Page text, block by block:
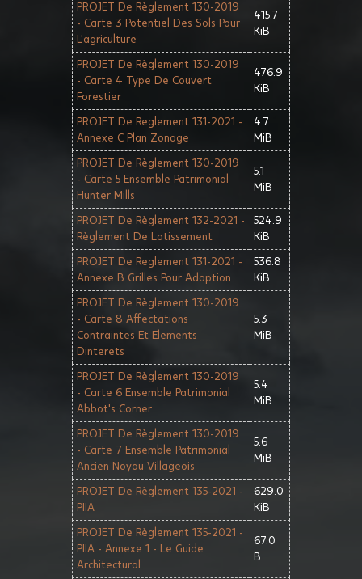
PROJET De Règlement 130-2019
- Carte 3 Potentiel Des Sols Pour
L'agriculture
415.7
KiB
PROJET De Règlement 130-2019
- Carte 4 Type De Couvert
Forestier
476.9
KiB
PROJET De Reglement 131-2021 -
Annexe C Plan Zonage
4.7
MiB
PROJET De Règlement 130-2019
- Carte 5 Ensemble Patrimonial
Hunter Mills
5.1
MiB
PROJET De Règlement 132-2021 -
Règlement De Lotissement
524.9
KiB
PROJET De Reglement 131-2021 -
Annexe B Grilles Pour Adoption
536.8
KiB
PROJET De Règlement 130-2019
- Carte 8 Affectations
Contraintes Et Elements
Dinterets
5.3
MiB
PROJET De Règlement 130-2019
- Carte 6 Ensemble Patrimonial
Abbot's Corner
5.4
MiB
PROJET De Règlement 130-2019
- Carte 7 Ensemble Patrimonial
Ancien Noyau Villageois
5.6
MiB
PROJET De Règlement 135-2021 -
PIIA
629.0
KiB
PROJET De Règlement 135-2021 -
PIIA - Annexe 1 - Le Guide
Architectural
67.0
B